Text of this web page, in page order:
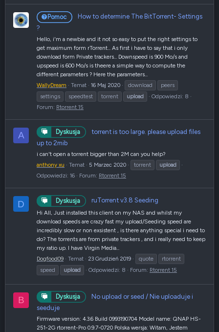
Pomoc
How to determine The BitTorrent- Settings
?
Hello, i'm a newbie and it not so easy to put the right settings to
get maximum form rTorrent... As first i have to say that i only
download form Private trackers... Downspeed is 900 Mo/s and
upspeed is 600 Mo/s is theere a simple way to compute the
different parameters ? Here the parameters...
WallyDream
Temat 16 Maj 2020 download
peers
settings
speedtest torrent upload
Odpowiedzi: 8
Forum: Rtorrent 15
A Dyskusja
torrent is too large. please upload files
up to 2mib
i can't open a torrent bigger than 2M can you help?
anthony xu
Temat 5 Marzec 2020 torrent
upload
Odpowiedzi: 16
Forum: Rtorrent 15
D Dyskusja ruTorrent v3.8 Seeding
Hi All, Just installed this client on my NAS and whilst my
download speeds are crazy fast my upload/Seeding speed are
incredibly slow or non exsistent , is there anything special i need to
do? The torrents are from private trackers , and i really need to keep
my ratio up. I have Virgin Media...
Dogfood09
Temat 23 Grudzień 2019 quote
rtorrent
speed
upload Odpowiedzi: 8 Forum: Rtorrent 15
B Dyskusja
No upload or seed / Nie uploaduje i
seeduje
Firmware version: 4.3.6 Build 0993190704 Model name: QNAP HS-
251-2G rtorrent-Pro 0.9.7-0720 Polska wersja: Witam, Jestem